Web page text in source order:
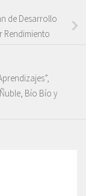
de Desarrollo
Rendimiento
Bío Bío y